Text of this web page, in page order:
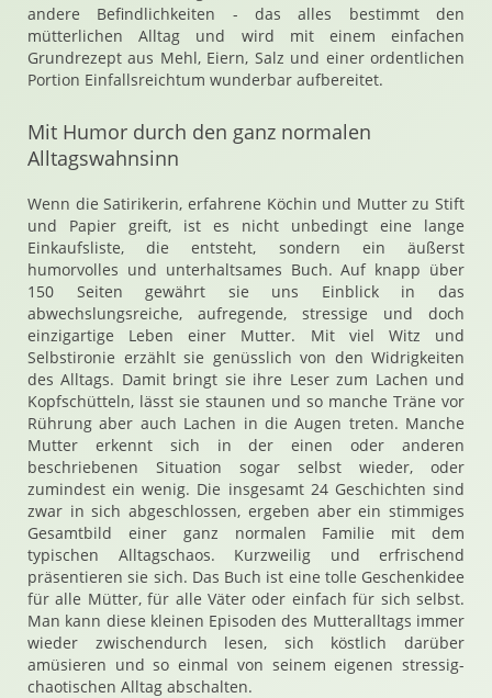
andere Befindlichkeiten - das alles bestimmt den
mütterlichen Alltag und wird mit einem einfachen
Grundrezept aus Mehl, Eiern, Salz und einer ordentlichen
Portion Einfallsreichtum wunderbar aufbereitet.
Mit Humor durch den ganz normalen
Alltagswahnsinn
Wenn die Satirikerin, erfahrene Köchin und Mutter zu Stift
und Papier greift, ist es nicht unbedingt eine lange
Einkaufsliste, die entsteht, sondern ein äußerst
humorvolles und unterhaltsames Buch. Auf knapp über
150 Seiten gewährt sie uns Einblick in das
abwechslungsreiche, aufregende, stressige und doch
einzigartige Leben einer Mutter. Mit viel Witz und
Selbstironie erzählt sie genüsslich von den Widrigkeiten
des Alltags. Damit bringt sie ihre Leser zum Lachen und
Kopfschütteln, lässt sie staunen und so manche Träne vor
Rührung aber auch Lachen in die Augen treten. Manche
Mutter erkennt sich in der einen oder anderen
beschriebenen Situation sogar selbst wieder, oder
zumindest ein wenig. Die insgesamt 24 Geschichten sind
zwar in sich abgeschlossen, ergeben aber ein stimmiges
Gesamtbild einer ganz normalen Familie mit dem
typischen Alltagschaos. Kurzweilig und erfrischend
präsentieren sie sich. Das Buch ist eine tolle Geschenkidee
für alle Mütter, für alle Väter oder einfach für sich selbst.
Man kann diese kleinen Episoden des Mutteralltags immer
wieder zwischendurch lesen, sich köstlich darüber
amüsieren und so einmal von seinem eigenen stressig-
chaotischen Alltag abschalten.